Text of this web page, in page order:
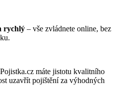
rychlý – vše zvládnete online, bez
máte jistotu kvalitního
uzavřít pojištění za výhodných